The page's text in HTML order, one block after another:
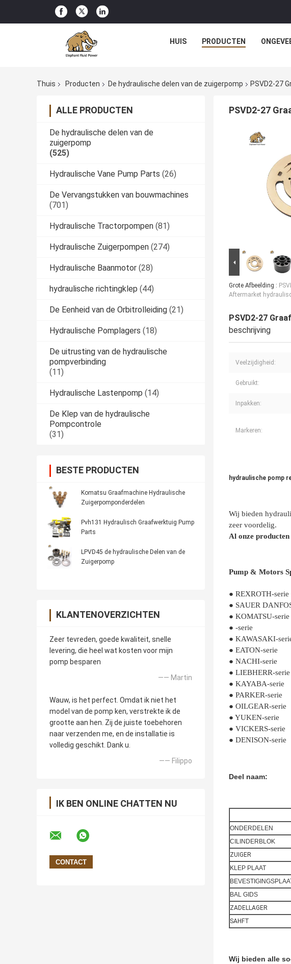
HUIS PRODUCTEN
Thuis Producten De hydraulische delen van de zuigerpomp PSVD2-27
ALLE PRODUCTEN
De hydraulische delen van de
zuigerpomp
(525)
Hydraulische Vane Pump Parts (26)
De Vervangstukken van bouwmachines
(701)
Hydraulische Tractorpompen (81)
Hydraulische Zuigerpompen (274)
Hydraulische Baanmotor (28)
hydraulische richtingklep (44)
De Eenheid van de Orbitrolleiding (21)
Hydraulische Pomplagers (18)
De uitrusting van de hydraulische
pompverbinding
(11)
Hydraulische Lastenpomp (14)
De Klep van de hydraulische
Pompcontrole
(31)
BESTE PRODUCTEN
Komatsu Graafmachine Hydraulische
Zuigerpomponderdelen
Pvh131 Hydraulisch Graafwerktuig Pump
Parts
LPVD45 de hydraulische Delen van de
Zuigerpomp
KLANTENOVERZICHTEN
Zeer tevreden, goede kwaliteit, snelle
levering, die heel wat kosten voor mijn
pomp besparen
—— Martin
Wauw, is het perfect. Omdat ik niet het
model van de pomp ken, verstrekte ik de
grootte aan hen. Zij de juiste toebehoren
naar verzenden me, en de installatie is
volledig geschikt. Dank u.
—— Filippo
IK BEN ONLINE CHATTEN NU
PSVD2-27
Grote Afbeelding :
Aftermarket
PSVD2-27
beschrijving
Veelzijdigheid:
Gebruikt:
Inpakken:
Markeren:
hydraulische pomp
Wij bieden
zeer voordelig.
Al onze
Pump & Motors
● REXROTH-serie
● SAUER
● KOMATSU-serie
● -serie
● KAWASAKI-
● EATON-serie
● NACHI-serie
● LIEBHERR-serie
● KAYABA-serie
● PARKER-serie
● OILGEAR-serie
● YUKEN-serie
● VICKERS-serie
● DENISON-serie
Deel naam:
ONDERDELEN
CILINDERBLOK
ZUIGER
KLEP PLAAT
BAL GIDS
ZADELLAGER
SAHFT
Wij bieden alle